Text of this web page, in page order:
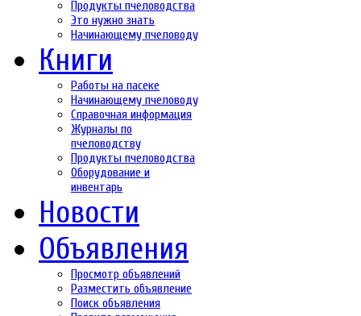
Продукты пчеловодства
Это нужно знать
Начинающему пчеловоду
Книги
Работы на пасеке
Начинающему пчеловоду
Справочная информация
Журналы по
пчеловодству
Продукты пчеловодства
Оборудование и
инвентарь
Новости
Объявления
Просмотр объявлений
Разместить объявление
Поиск объявления